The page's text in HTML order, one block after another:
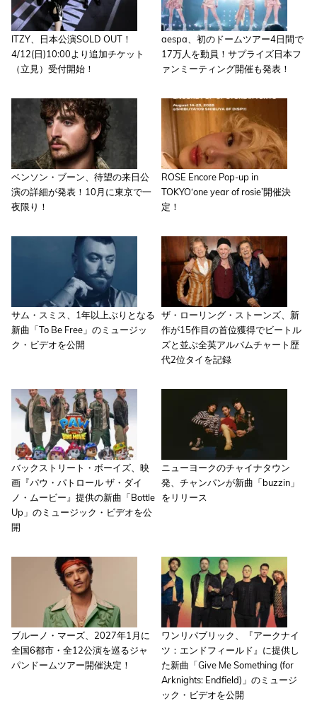
ITZY、日本公演SOLD OUT！
4/12(日)10:00より追加チケット
（立見）受付開始！
aespa、初のドームツアー4日間で
17万人を動員！サプライズ日本フ
ァンミーティング開催も発表！
ベンソン・ブーン、待望の来日公
演の詳細が発表！10月に東京で一
夜限り！
ROSE Encore Pop-up in
TOKYO‘one year of rosie’開催決
定！
サム・スミス、1年以上ぶりとなる
新曲「To Be Free」のミュージッ
ク・ビデオを公開
ザ・ローリング・ストーンズ、新
作が15作目の首位獲得でビートル
ズと並ぶ全英アルバムチャート歴
代2位タイを記録
バックストリート・ボーイズ、映
画『パウ・パトロール ザ・ダイ
ノ・ムービー』提供の新曲「Bottle
Up」のミュージック・ビデオを公
開
ニューヨークのチャイナタウン
発、チャンパンが新曲「buzzin」
をリリース
ブルーノ・マーズ、2027年1月に
全国6都市・全12公演を巡るジャ
パンドームツアー開催決定！
ワンリパブリック、『アークナイ
ツ：エンドフィールド』に提供し
た新曲「Give Me Something (for
Arknights: Endfield)」のミュージ
ック・ビデオを公開